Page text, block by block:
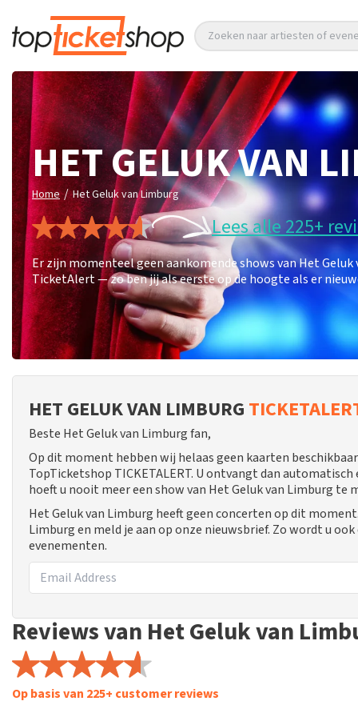
Zoeken naar artiesten of
HET GELUK VAN
Home / Het Geluk van Limburg
Lees alle 225+
Er zijn momenteel geen aankomende shows van Het Geluk
TicketAlert — zo ben jij als eerste op de hoogte als er
HET GELUK VAN LIMBURG
Beste Het Geluk van Limburg fan,
Op dit moment hebben wij helaas geen kaarten
TopTicketshop TICKETALERT. U ontvangt dan
hoeft u nooit meer een show van Het Geluk van Limburg te
Het Geluk van Limburg heeft geen concerten op dit
Limburg en meld je aan op onze nieuwsbrief. Zo wordt u
evenementen.
Reviews van Het Geluk van
Op basis van 225+ customer reviews